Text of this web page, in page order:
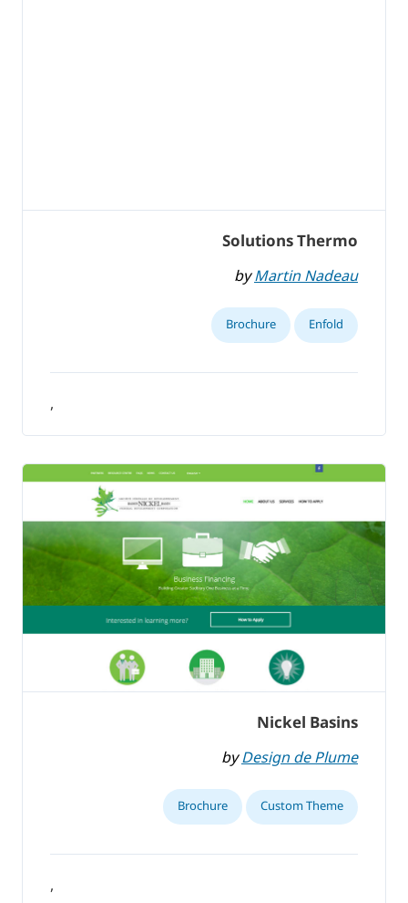
Solutions Thermo
byMartin Nadeau
Enfold
Brochure
,
Nickel Basins
byDesign de Plume
Custom Theme
Brochure
,